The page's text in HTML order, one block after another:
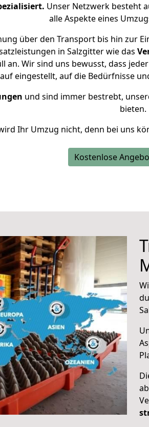
Unser Netzwerk besteht
alle Aspekte eines
über den Transport bis hin zur
in Salzgitter wie das
an. Wir sind uns bewusst, dass
eingestellt, auf die Bedürfnisse
und sind immer bestrebt,
bieten.
Ihr Umzug nicht, denn bei uns
Kostenlose